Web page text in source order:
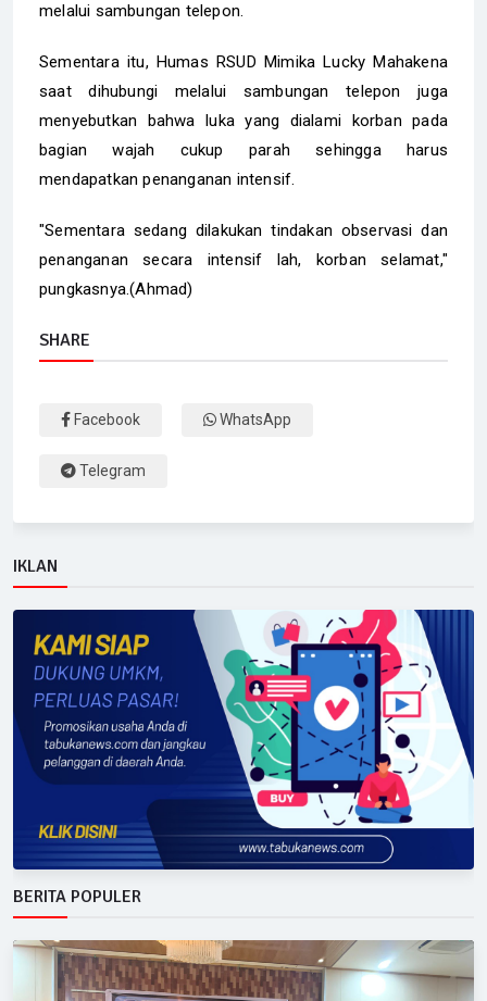
melalui sambungan telepon.
Sementara itu, Humas RSUD Mimika Lucky Mahakena
saat dihubungi melalui sambungan telepon juga
menyebutkan bahwa luka yang dialami korban pada
bagian wajah cukup parah sehingga harus
mendapatkan penanganan intensif.
"Sementara sedang dilakukan tindakan observasi dan
penanganan secara intensif lah, korban selamat,"
pungkasnya.(Ahmad)
SHARE
Facebook WhatsApp
Telegram
IKLAN
BERITA POPULER